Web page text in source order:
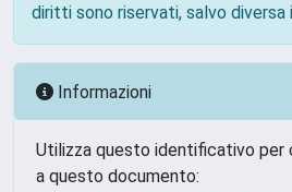
diritti sono riservati, salvo diversa
Informazioni
Utilizza questo identificativo per
a questo documento: